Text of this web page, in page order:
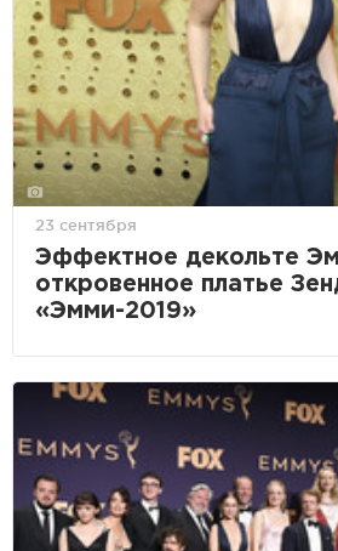
23 сентября
Эффектное декольте
откровенное платье
«Эмми-2019»